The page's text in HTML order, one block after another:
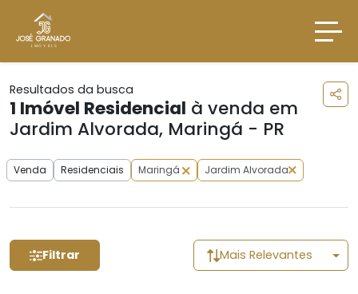
Resultados da busca
1 Imóvel Residencial à venda em
Jardim Alvorada, Maringá - PR
Venda Residenciais Maringá Jardim Alvorada
Filtrar Mais Relevantes